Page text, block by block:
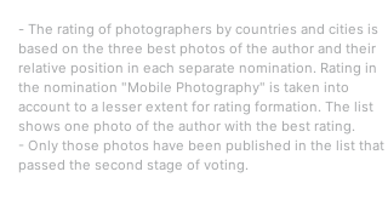
- The rating of photographers by countries and cities is
based on the three best photos of the author and their
relative position in each separate nomination. Rating in
the nomination "Mobile Photography" is taken into
account to a lesser extent for rating formation. The list
shows one photo of the author with the best rating.
- Only those photos have been published in the list that
passed the second stage of voting.